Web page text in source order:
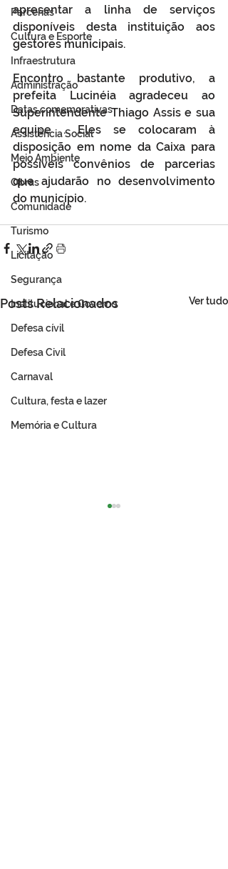
Parcerias
Cultura e Esporte
Infraestrutura
Administração
Datas comemorativas
Assistência Social
Meio Ambiente
Obras
Comunidade
Turismo
Licitação
Segurança
Institucional e Governo
Defesa cívil
Defesa Civil
Carnaval
Cultura, festa e lazer
Memória e Cultura
apresentar a linha de serviços
disponíveis desta instituição aos
gestores municipais.
Encontro bastante produtivo, a
prefeita Lucinéia agradeceu ao
Superintendente Thiago Assis e sua
equipe . Eles se colocaram à
disposição em nome da Caixa para
possíveis convênios de parcerias
que ajudarão no desenvolvimento
do município.
Posts Relacionados Ver tudo